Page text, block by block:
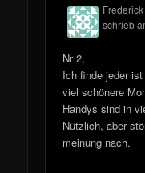
schrieb
Nr 2,
Ich finde jeder
viel schönere
Handys sind in
Nützlich, aber
meinung nach.